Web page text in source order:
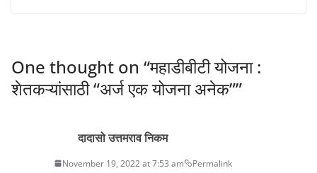
One thought on “महाडीबीटी योजना :
शेतकऱ्यांसाठी “अर्ज एक योजना अनेक””
दादासो उत्तमराव निकम
November 19, 2022 at 7:53 am Permalink